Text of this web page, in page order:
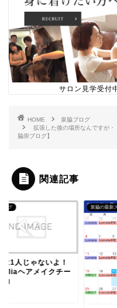
サロン見学受付
HOME
泉脇ブログ
拡張した後の場所なんですが
脇崇ブログ】
関連記事
ログ
は1人じゃないよ！
ヘアメイクチー
動
泉脇の最新